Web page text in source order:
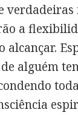
a
alcançar.
alguém